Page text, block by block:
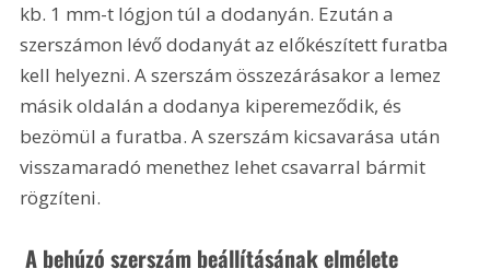
kb. 1 mm-t lógjon túl a dodanyán. Ezután a
szerszámon lévő dodanyát az előkészített furatba
kell helyezni. A szerszám összezárásakor a lemez
másik oldalán a dodanya kiperemeződik, és
bezömül a furatba. A szerszám kicsavarása után
visszamaradó menethez lehet csavarral bármit
rögzíteni.
A behúzó szerszám beállításának elmélete